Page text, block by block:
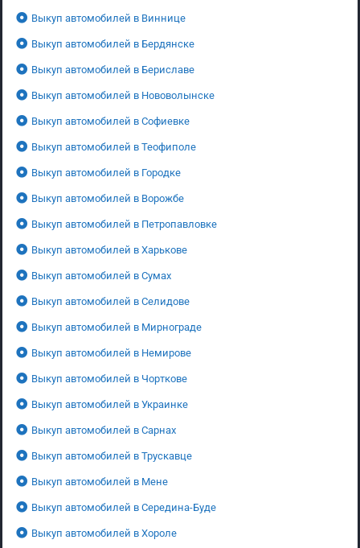
Выкуп автомобилей в Виннице
Выкуп автомобилей в Бердянске
Выкуп автомобилей в Бериславе
Выкуп автомобилей в Нововолынске
Выкуп автомобилей в Софиевке
Выкуп автомобилей в Теофиполе
Выкуп автомобилей в Городке
Выкуп автомобилей в Ворожбе
Выкуп автомобилей в Петропавловке
Выкуп автомобилей в Харькове
Выкуп автомобилей в Сумах
Выкуп автомобилей в Селидове
Выкуп автомобилей в Мирнограде
Выкуп автомобилей в Немирове
Выкуп автомобилей в Чорткове
Выкуп автомобилей в Украинке
Выкуп автомобилей в Сарнах
Выкуп автомобилей в Трускавце
Выкуп автомобилей в Мене
Выкуп автомобилей в Середина-Буде
Выкуп автомобилей в Хороле